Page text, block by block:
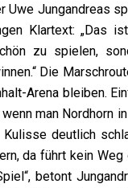
Uwe Jungandreas
Klartext: „Das
zu spielen,
Die
Arena bleiben.
man Nordhorn
deutlich
da führt kein Weg
betont